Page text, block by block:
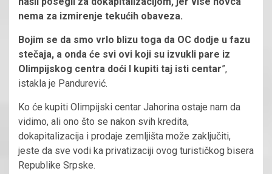
nema za izmirenje tekućih obaveza.
Bojim se da smo vrlo blizu toga da OC dodje u fazu
stečaja, a onda će svi ovi koji su izvukli pare iz
Olimpijskog centra doći I kupiti taj isti centar”,
istakla je Pandurević.
Ko će kupiti Olimpijski centar Jahorina ostaje nam da
vidimo, ali ono što se nakon svih kredita,
dokapitalizacija i prodaje zemljišta može zaključiti,
jeste da sve vodi ka privatizaciji ovog turističkog bisera
Republike Srpske.